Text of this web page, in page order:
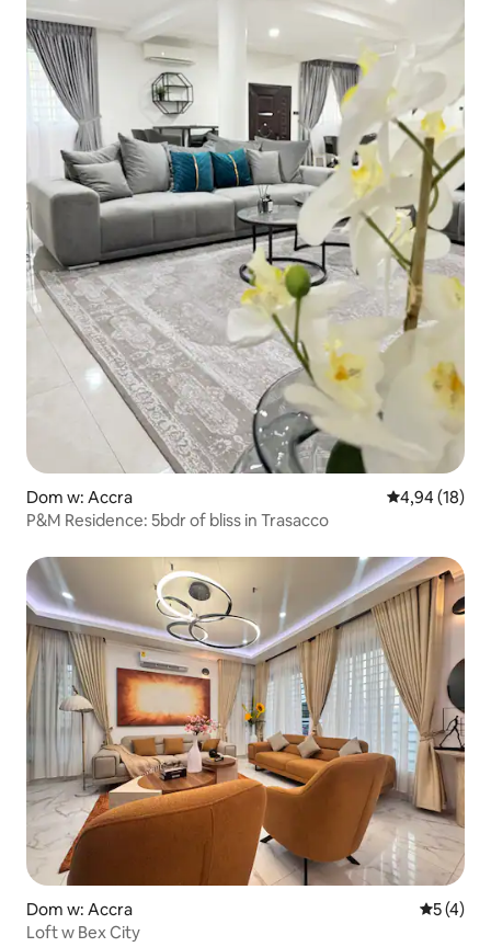
Dom w: Accra Średnia
4,94 (18)
P&M Residence: 5bdr of bliss in Trasacco
Dom w: Accra Średnia
5 (4)
Loft w Bex City